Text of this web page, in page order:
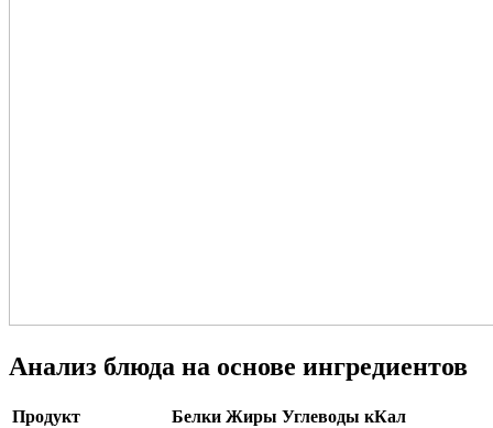
Анализ блюда на основе ингредиентов
Продукт Белки Жиры Углеводы кКал